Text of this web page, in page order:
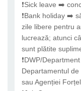
❗Sick leave ➡️
❗Bank holiday ➡️
zile libere pentru
lucrează; atunci
sunt plătite
❗DWP/
Departamentul
sau Agenției